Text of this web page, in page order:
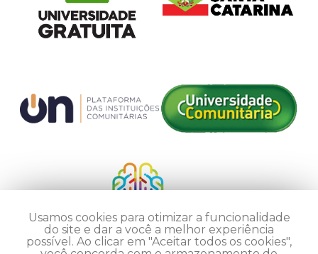
Usamos cookies para otimizar a funcionalidade
do site e dar a você a melhor experiência
possível. Ao clicar em "Aceitar todos os cookies",